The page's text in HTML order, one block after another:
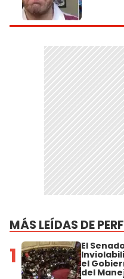
MÁS LEÍDAS DE
1 El
el
del